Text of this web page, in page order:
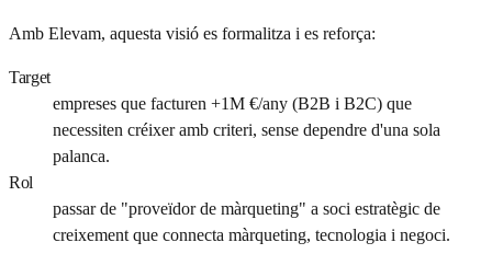
Amb Elevam, aquesta visió es formalitza i es reforça:
Target
empreses que facturen +1M €/any (B2B i B2C) que
necessiten créixer amb criteri, sense dependre d'una sola
palanca.
Rol
passar de "proveïdor de màrqueting" a soci estratègic de
creixement que connecta màrqueting, tecnologia i negoci.